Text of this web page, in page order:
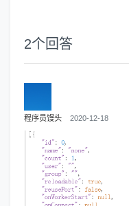
2个回答
程序员馒头 2020-12-18